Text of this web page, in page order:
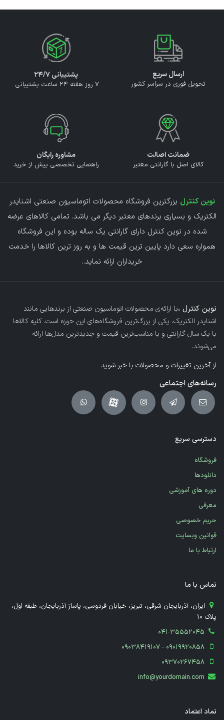
ارسال سریع
تحویل فوری در سراسر کشور
پشتیبانی ۲۴/۷
7 روز هفته 24 ساعت پشتیبانی
ضمانت اصالت
کالای اصل با گارانتی معتبر
مشاوره رایگان
راهنمایی تخصصی پیش از خرید
نوین کنترل بزرگترین فروشگاه محصولات اتوماسیون صنعتی اشنایدر
الکتریک و بسیاری برندهای معتبر دیگر می باشد. تمامی کالاهای عرضه
شده در نوین کنترل دارای گارانتی یک ساله بوده و این فروشگاه
همواره سعی دارد پایین ترین قیمت ها و به روز ترین کالاها را خدمت
خریداران ارائه نماید..
نوین کنترل ،با ارائه‌ی محصولات اتوماسیون صنعتی از برندهایی مانند
اشنایدر الکتریک، یکی از بزرگ‌ترین فروشگاه‌های این حوزه است. کلیه کالاها
با یک سال گارانتی و با مناسب‌ترین قیمت و جدیدترین مدل‌ها ارائه
می‌شوند.
از آخرین تغییرات و محصولات با خبر شوید
رسانه‌های اجتماعی
دسترسی سریع
فروشگاه
دانلودها
دوره های آموزشی
معرفی
حریم خصوصی
قوانین وبسایت
ارتباط با ما
تماس با ما
​ ایران، آذربایجان شرقی، تبریز، خیابان فردوسی، پاساژ آذربایجان، طبقه اول،
پلاک 10
041-35552045
09038419107-09019920858
09370267458
info@yourdomain.com
نماد اعتماد